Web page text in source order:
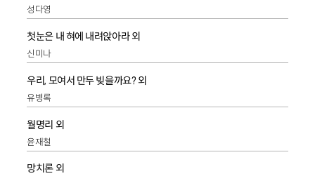
성다영
첫눈은 내 혀에 내려앉아라 외
신미나
우리, 모여서 만두 빚을까요? 외
유병록
월명리 외
윤재철
망치론 외